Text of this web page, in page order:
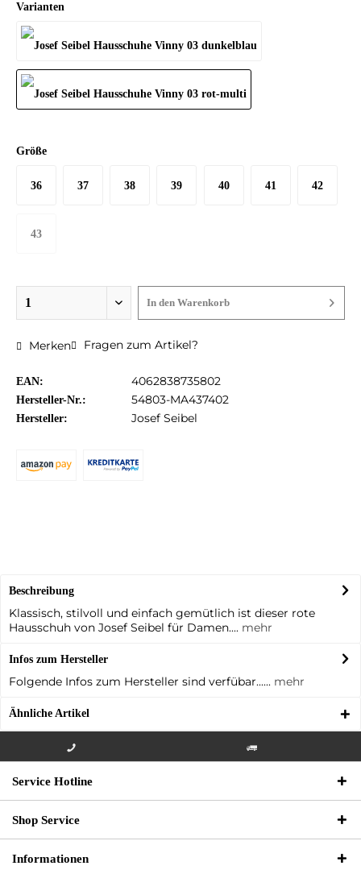
Varianten
Größe
36 37 38 39 40 41 42
43
In den Warenkorb
Merken Fragen zum Artikel?
EAN: 4062838735802
Hersteller-Nr.: 54803-MA437402
Hersteller: Josef Seibel
Beschreibung
Klassisch, stilvoll und einfach gemütlich ist dieser rote
Hausschuh von Josef Seibel für Damen.... mehr
Infos zum Hersteller
Folgende Infos zum Hersteller sind verfübar...... mehr
Ähnliche Artikel
000
Service Hotline
Shop Service
Informationen